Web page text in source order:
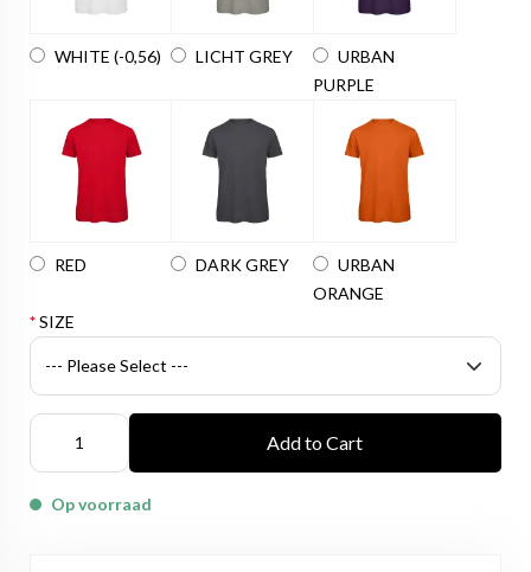
WHITE (-0,56) LICHT GREY
URBAN
PURPLE
RED DARK GREY
URBAN
ORANGE
*SIZE
Add to Cart
Op voorraad